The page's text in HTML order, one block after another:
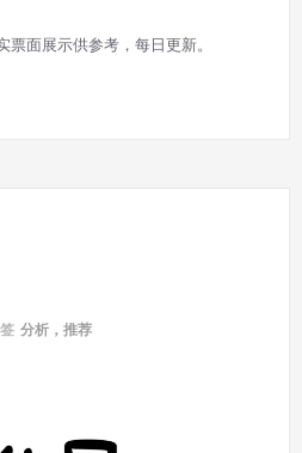
面展示供参考，每日更新。
分析，推荐